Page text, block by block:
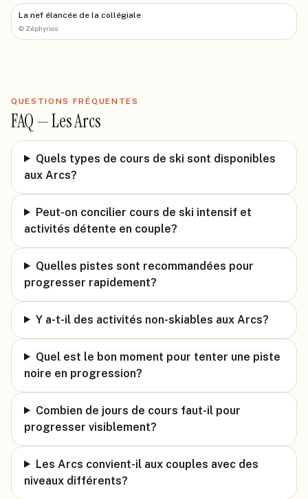
La nef élancée de la collégiale
© Zéphyrios
QUESTIONS FRÉQUENTES
FAQ —Les Arcs
Quels types de cours de ski sont disponibles
aux Arcs?
Peut-on concilier cours de ski intensif et
activités détente en couple?
Quelles pistes sont recommandées pour
progresser rapidement?
Y a-t-il des activités non-skiables aux Arcs?
Quel est le bon moment pour tenter une piste
noire en progression?
Combien de jours de cours faut-il pour
progresser visiblement?
Les Arcs convient-il aux couples avec des
niveaux différents?